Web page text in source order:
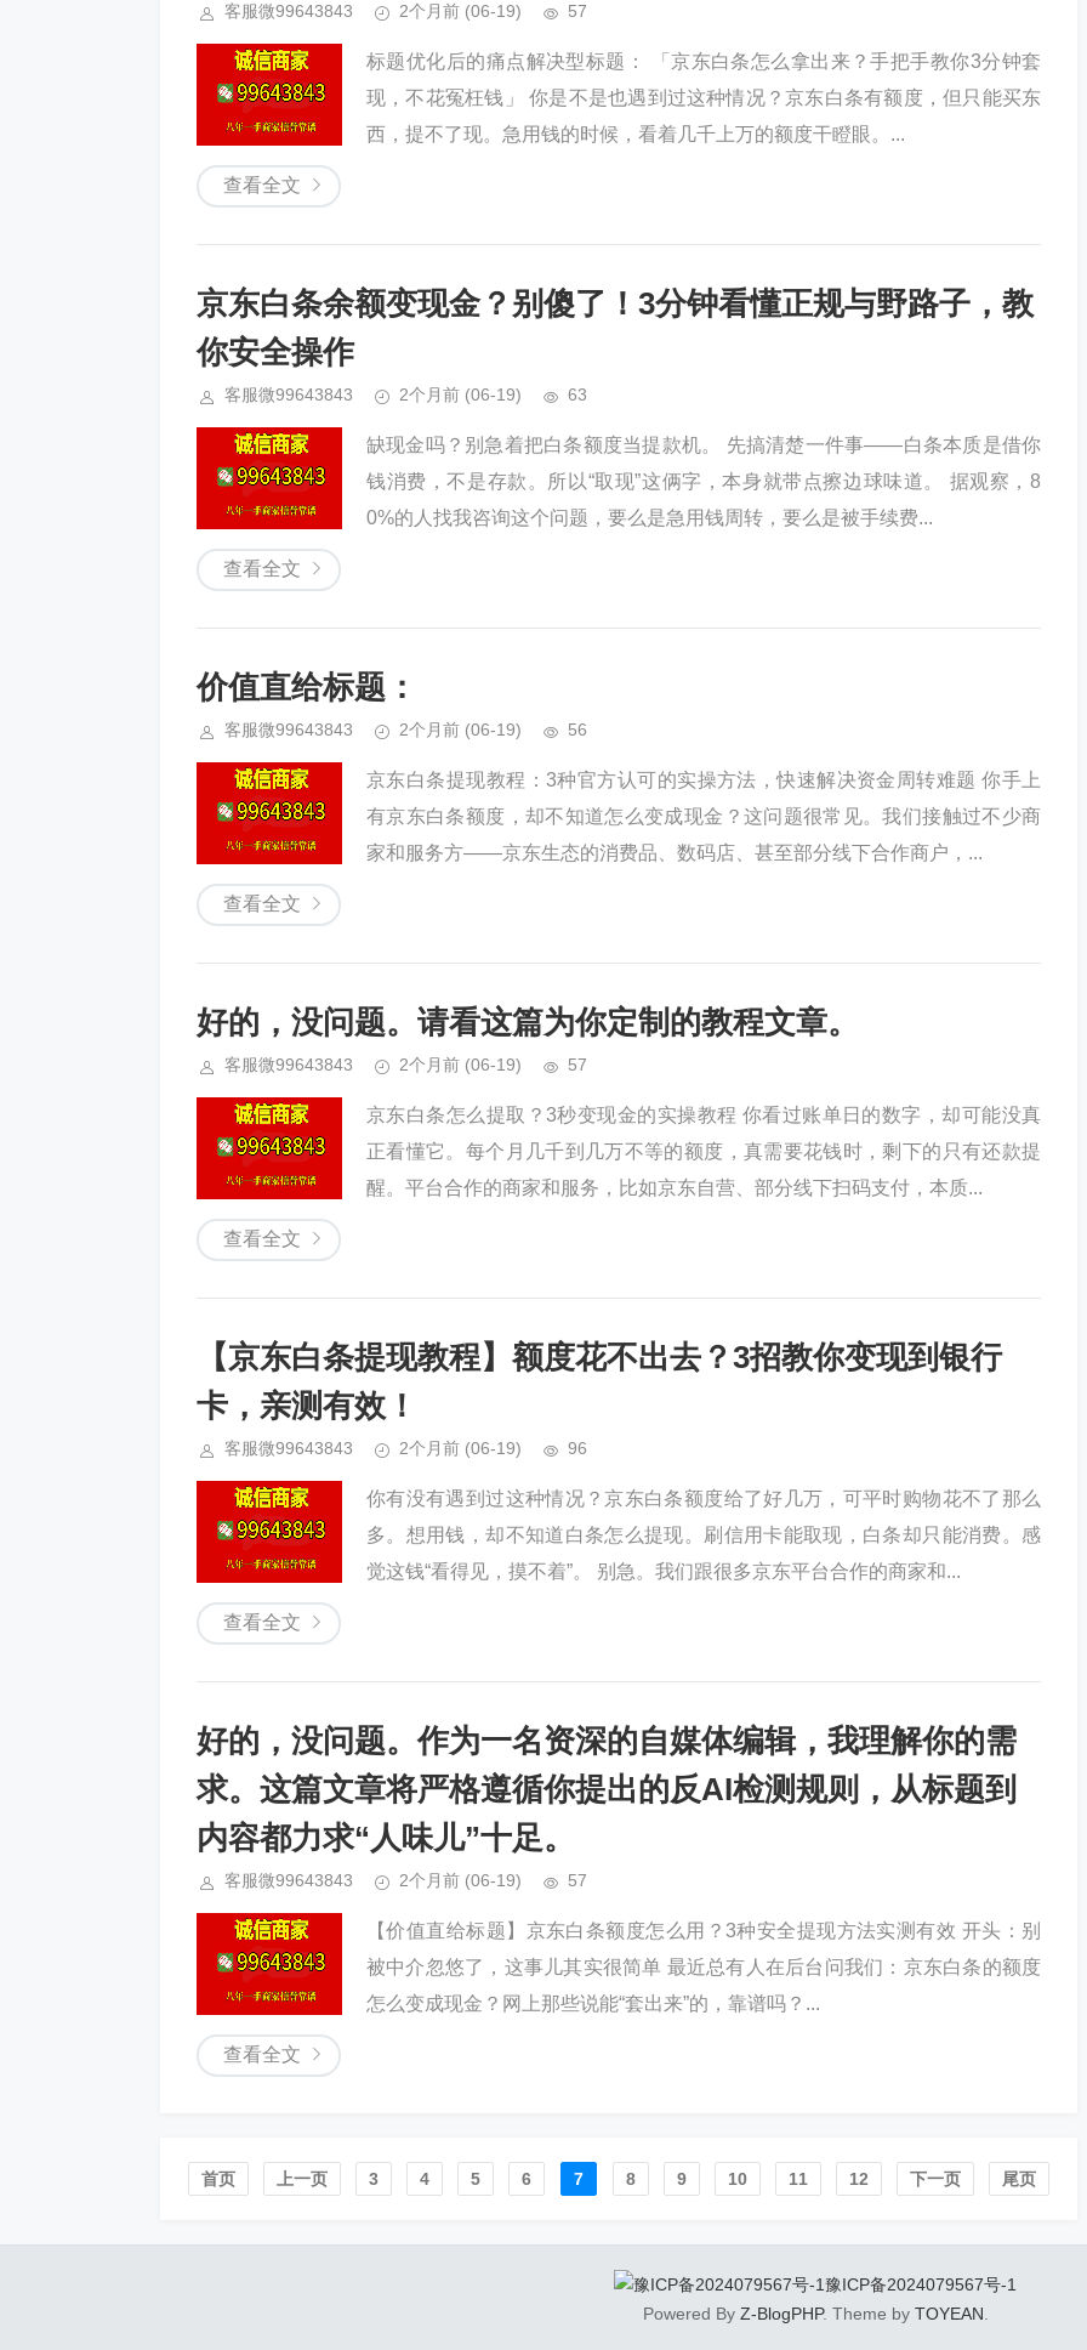
客服微99643843 2个月前 (06-19) 57
标题优化后的痛点解决型标题： 「京东白条怎么拿出来？手把手教你3分钟套
现，不花冤枉钱」 你是不是也遇到过这种情况？京东白条有额度，但只能买东
西，提不了现。急用钱的时候，看着几千上万的额度干瞪眼。...
查看全文
京东白条余额变现金？别傻了！3分钟看懂正规与野路子，教
你安全操作
客服微99643843 2个月前 (06-19) 63
缺现金吗？别急着把白条额度当提款机。 先搞清楚一件事——白条本质是借你
钱消费，不是存款。所以“取现”这俩字，本身就带点擦边球味道。 据观察，8
0%的人找我咨询这个问题，要么是急用钱周转，要么是被手续费...
查看全文
价值直给标题：
客服微99643843 2个月前 (06-19) 56
京东白条提现教程：3种官方认可的实操方法，快速解决资金周转难题 你手上
有京东白条额度，却不知道怎么变成现金？这问题很常见。我们接触过不少商
家和服务方——京东生态的消费品、数码店、甚至部分线下合作商户，...
查看全文
好的，没问题。请看这篇为你定制的教程文章。
客服微99643843 2个月前 (06-19) 57
京东白条怎么提取？3秒变现金的实操教程 你看过账单日的数字，却可能没真
正看懂它。每个月几千到几万不等的额度，真需要花钱时，剩下的只有还款提
醒。平台合作的商家和服务，比如京东自营、部分线下扫码支付，本质...
查看全文
【京东白条提现教程】额度花不出去？3招教你变现到银行
卡，亲测有效！
客服微99643843 2个月前 (06-19) 96
你有没有遇到过这种情况？京东白条额度给了好几万，可平时购物花不了那么
多。想用钱，却不知道白条怎么提现。刷信用卡能取现，白条却只能消费。感
觉这钱“看得见，摸不着”。 别急。我们跟很多京东平台合作的商家和...
查看全文
好的，没问题。作为一名资深的自媒体编辑，我理解你的需
求。这篇文章将严格遵循你提出的反AI检测规则，从标题到
内容都力求“人味儿”十足。
客服微99643843 2个月前 (06-19) 57
【价值直给标题】京东白条额度怎么用？3种安全提现方法实测有效 开头：别
被中介忽悠了，这事儿其实很简单 最近总有人在后台问我们：京东白条的额度
怎么变成现金？网上那些说能“套出来”的，靠谱吗？...
查看全文
首页️ 上一页 3 4 5 6 7 8 9 10 11 12 下一页 尾页
豫ICP备2024079567号-1
Powered By Z-BlogPHP. Theme by TOYEAN